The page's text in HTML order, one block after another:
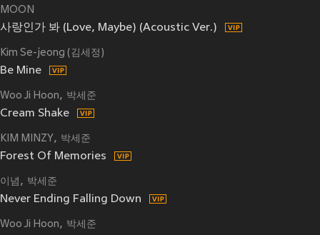
MOON
사랑인가 봐 (Love, Maybe) (Acoustic Ver.)
Kim Se-jeong (김세정)
Be Mine
Woo Ji Hoon 박세준
Cream Shake
KIM MINZY 박세준
Forest Of Memories
이념 박세준
Never Ending Falling Down
Woo Ji Hoon 박세준